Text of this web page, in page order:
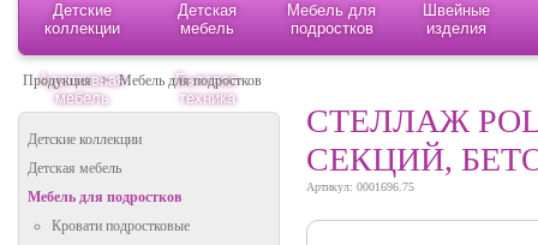
Детские
коллекции
Детская
мебель
Мебель для
подростков
Швейные
изделия
Адаптивная
мебель
Бытовая
техника
Продукция > Мебель для подростков
Детские коллекции
Детская мебель
Мебель для подростков
Кровати подростковые
СТЕЛЛАЖ
СЕКЦИЙ,
Артикул: 0001696.75